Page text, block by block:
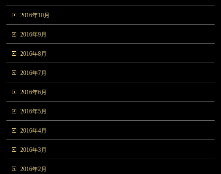
2016年10月
2016年9月
2016年8月
2016年7月
2016年6月
2016年5月
2016年4月
2016年3月
2016年2月